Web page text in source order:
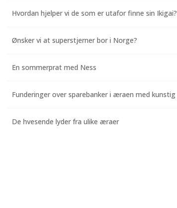
Hvordan hjelper vi de som er utafor finne sin Ikigai?
Ønsker vi at superstjerner bor i Norge?
En sommerprat med Ness
De hvesende lyder fra ulike æraer